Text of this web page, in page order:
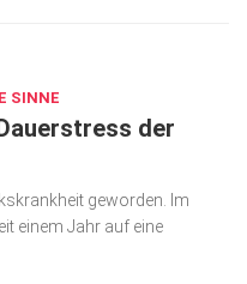
SINNE
der
geworden. Im
einem Jahr auf eine